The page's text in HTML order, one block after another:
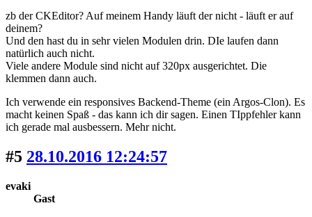
zb der CKEditor? Auf meinem Handy läuft der nicht - läuft er auf
deinem?
Und den hast du in sehr vielen Modulen drin. DIe laufen dann
natürlich auch nicht.
Viele andere Module sind nicht auf 320px ausgerichtet. Die
klemmen dann auch.
Ich verwende ein responsives Backend-Theme (ein Argos-Clon). Es
macht keinen Spaß - das kann ich dir sagen. Einen TIppfehler kann
ich gerade mal ausbessern. Mehr nicht.
#5 28.10.2016 12:24:57
evaki
Gast